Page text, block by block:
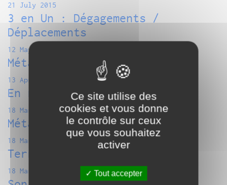
21 July 2015
3 en Un : Dégagements /
Déplacements
12 May 2015
Métazoa Process / HS
13 April 2015
En regardant le ciel
18 March 2015
Métazoa Process / Exercitare
18 March 2015
Terra Incognita
18 March 2015
Ce site utilise des
cookies et vous donne
le contrôle sur ceux
que vous souhaitez
activer
Tout accepter